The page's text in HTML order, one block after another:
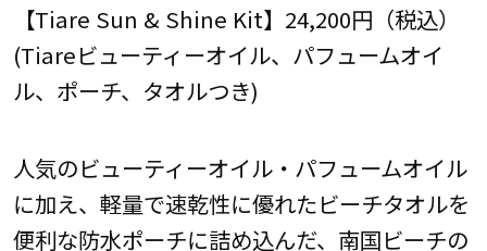
【Tiare Sun & Shine Kit】24,200円（税込）
(Tiareビューティーオイル、パフュームオイ
ル、ポーチ、タオルつき)
人気のビューティーオイル・パフュームオイル
に加え、軽量で速乾性に優れたビーチタオルを
便利な防水ポーチに詰め込んだ、南国ビーチの